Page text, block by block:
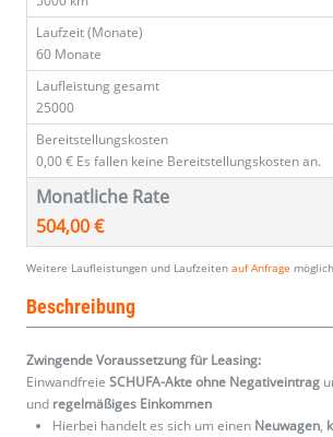
Laufzeit (Monate)
60 Monate
Laufleistung gesamt
25000
Bereitstellungskosten
0,00 € Es fallen keine Bereitstellungskosten an.
Monatliche Rate
504,00 €
Weitere Laufleistungen und Laufzeiten auf Anfrage
Beschreibung
Zwingende Voraussetzung für Leasing:
Einwandfreie SCHUFA-Akte ohne Negativeintrag
und regelmäßiges Einkommen
Hierbei handelt es sich um einen Neuwagen,